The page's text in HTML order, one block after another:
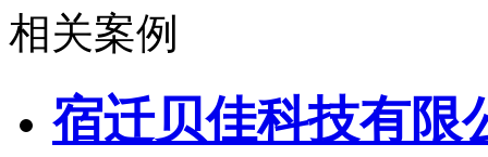
相关案例
宿迁贝佳科技有限